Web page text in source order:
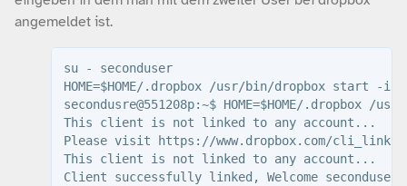
angemeldet ist.
su - seconduser
HOME=$HOME/.dropbox /usr/bin/dropbox start -i
secondusre@551208p:~$ HOME=$HOME/.dropbox
This client is not linked to any account...
Please visit https://www.dropbox.com/
This client is not linked to any account...
Client successfully linked, Welcome seconduser!